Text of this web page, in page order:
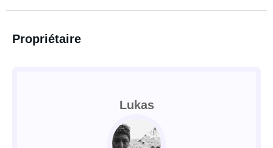
Propriétaire
Lukas